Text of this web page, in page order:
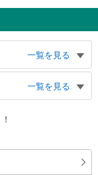
一覧を見る
濃町子ども家庭支援セン
区民センター、四谷区民
木戸門）、新宿通り、外
東京おもちゃ美術館）、
り、外苑東通り、外苑西
一覧を見る